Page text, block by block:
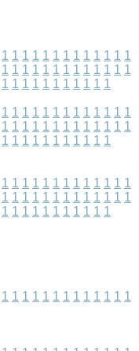
1 1 1 1 1 1 1 1 1 1 1 1 1
1 1 1 1 1 1 1 1 1 1 1 1 1
1 1 1 1 1 1 1 1 1 1 1
1 1 1 1 1 1 1 1 1 1 1 1 1
1 1 1 1 1 1 1 1 1 1 1 1 1
1 1 1 1 1 1 1 1 1 1 1
1 1 1 1 1 1 1 1 1 1 1 1 1
1 1 1 1 1 1 1 1 1 1 1 1 1
1 1 1 1 1 1 1 1 1 1 1
1 1 1 1 1 1 1 1 1 1 1 1 1